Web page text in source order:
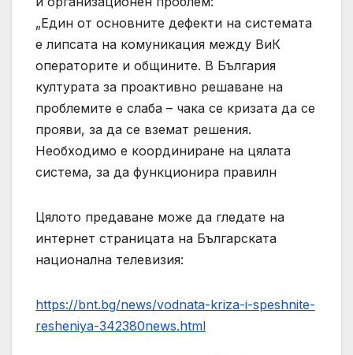
„Един от основните дефекти на системата
е липсата на комуникация между ВиК
операторите и общините. В България
културата за проактивно решаване на
проблемите е слаба – чака се кризата да се
прояви, за да се вземат решения.
Необходимо е координиране на цялата
система, за да функционира правилн
Цялото предаване може да гледате на
интернет страницата на Българската
национална телевизия:
https://bnt.bg/news/vodnata-kriza-i-speshnite-
resheniya-342380news.html